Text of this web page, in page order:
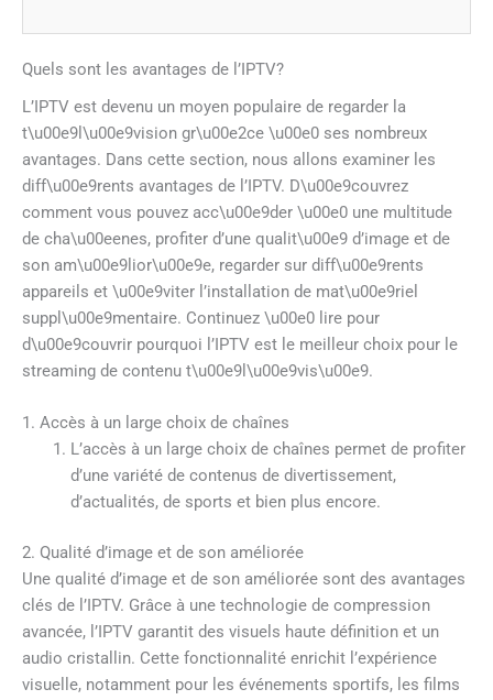
Quels sont les avantages de l’IPTV?
L’IPTV est devenu un moyen populaire de regarder la
t\u00e9l\u00e9vision gr\u00e2ce \u00e0 ses nombreux
avantages. Dans cette section, nous allons examiner les
diff\u00e9rents avantages de l’IPTV. D\u00e9couvrez
comment vous pouvez acc\u00e9der \u00e0 une multitude
de cha\u00eenes, profiter d’une qualit\u00e9 d’image et de
son am\u00e9lior\u00e9e, regarder sur diff\u00e9rents
appareils et \u00e9viter l’installation de mat\u00e9riel
suppl\u00e9mentaire. Continuez \u00e0 lire pour
d\u00e9couvrir pourquoi l’IPTV est le meilleur choix pour le
streaming de contenu t\u00e9l\u00e9vis\u00e9.
1. Accès à un large choix de chaînes
L’accès à un large choix de chaînes permet de profiter
d’une variété de contenus de divertissement,
d’actualités, de sports et bien plus encore.
2. Qualité d’image et de son améliorée
Une qualité d’image et de son améliorée sont des avantages
clés de l’IPTV. Grâce à une technologie de compression
avancée, l’IPTV garantit des visuels haute définition et un
audio cristallin. Cette fonctionnalité enrichit l’expérience
visuelle, notamment pour les événements sportifs, les films